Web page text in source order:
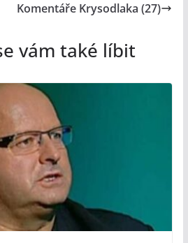
Komentáře Krysodlaka (27)
vám také líbit